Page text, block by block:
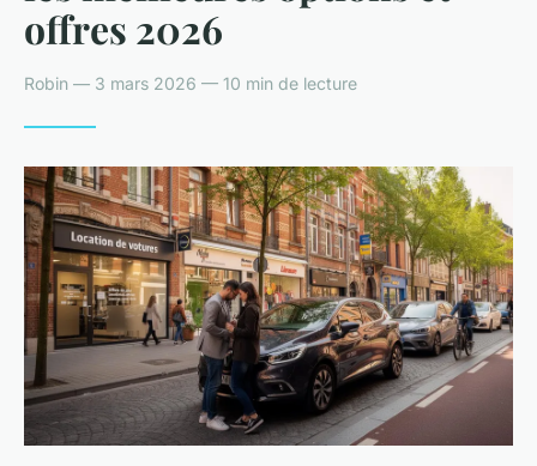
offres 2026
Robin — 3 mars 2026 — 10 min de lecture